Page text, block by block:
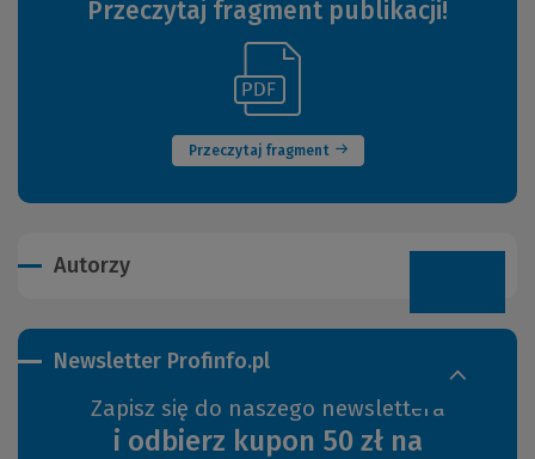
Przeczytaj fragment publikacji!
Przeczytaj fragment
(Nowe
okno)
innej
Autorzy
Newsletter Profinfo.pl
Zapisz się do naszego newslettera
i odbierz kupon 50 zł na